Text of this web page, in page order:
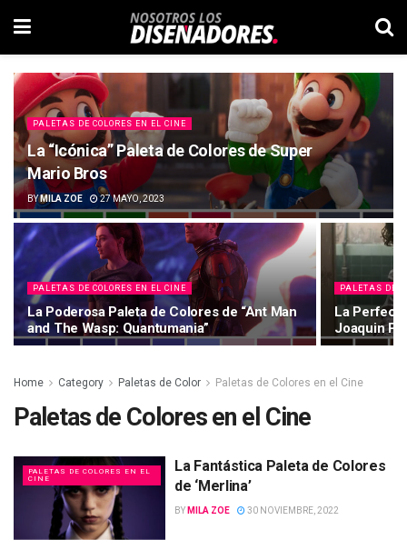
PALETAS DE COLORES EN EL CINE
La “Icónica” Paleta de Colores de Super
Mario Bros
BYMILA ZOE 27 MAYO, 2023
PALETAS DE COLORES EN EL CINE
La Poderosa Paleta de Colores de “Ant Man
and The Wasp: Quantumania”
PALETAS DE
La
Joaquin
Home Category Paletas de Color Paletas de Colores en el Cine
Paletas de Colores en el Cine
PALETAS DE COLORES EN EL
CINE
La Fantástica Paleta de Colores
de ‘Merlina’
BY MILA ZOE 30 NOVIEMBRE, 2022